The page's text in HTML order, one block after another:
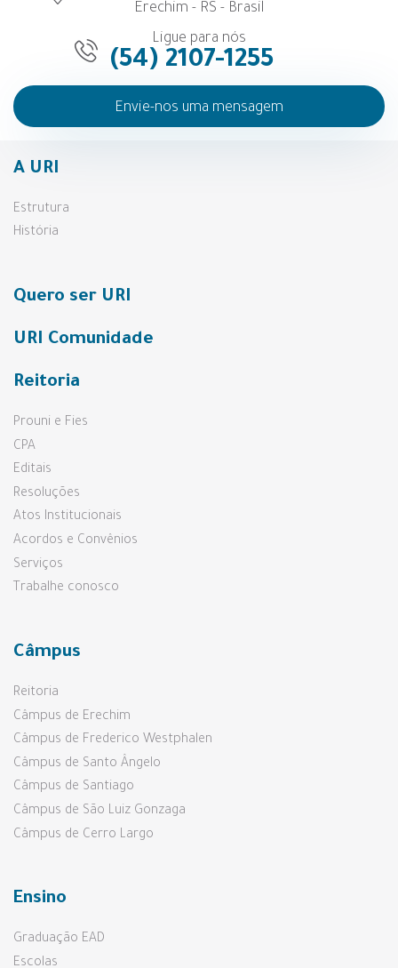
Erechim - RS - Brasil
Ligue para nós
(54) 2107-1255
Envie-nos uma mensagem
A URI
Estrutura
História
Quero ser URI
URI Comunidade
Reitoria
Prouni e Fies
CPA
Editais
Resoluções
Atos Institucionais
Acordos e Convênios
Serviços
Trabalhe conosco
Câmpus
Reitoria
Câmpus de Erechim
Câmpus de Frederico Westphalen
Câmpus de Santo Ângelo
Câmpus de Santiago
Câmpus de São Luiz Gonzaga
Câmpus de Cerro Largo
Ensino
Graduação EAD
Escolas